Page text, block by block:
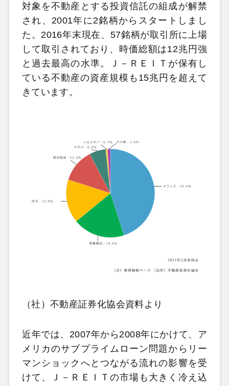
対象を不動産とする投資信託の組成が解禁
され、2001年に2銘柄からスタートしまし
た。2016年末現在、57銘柄が取引所に上場
して取引されており、時価総額は12兆円強
と過去最高の水準。Ｊ－ＲＥＩＴが保有し
ている不動産の資産規模も15兆円を超えて
きています。
（社）不動産証券化協会資料より
近年では、2007年から2008年にかけて、ア
メリカのサブプライムローン問題からリー
マンショックへとつながる流れの影響を受
けて、Ｊ－ＲＥＩＴの市場も大きく冷え込